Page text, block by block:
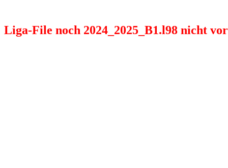
Liga-File noch 2024_2025_B1.l98 nicht